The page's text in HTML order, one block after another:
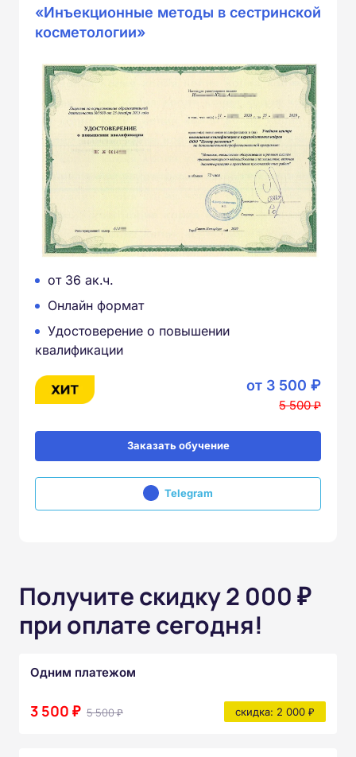
«Инъекционные методы в сестринской
косметологии»
от 36 ак.ч.
Онлайн формат
Удостоверение о повышении
квалификации
от 3 500 ₽
5 500 ₽
Заказать обучение
Telegram
Получите скидку 2 000 ₽
при оплате сегодня!
Одним платежом
3 500 ₽ 5 500 ₽ скидка: 2 000 ₽